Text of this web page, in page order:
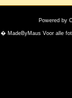
Powered by
� MadeByMaus Voor alle